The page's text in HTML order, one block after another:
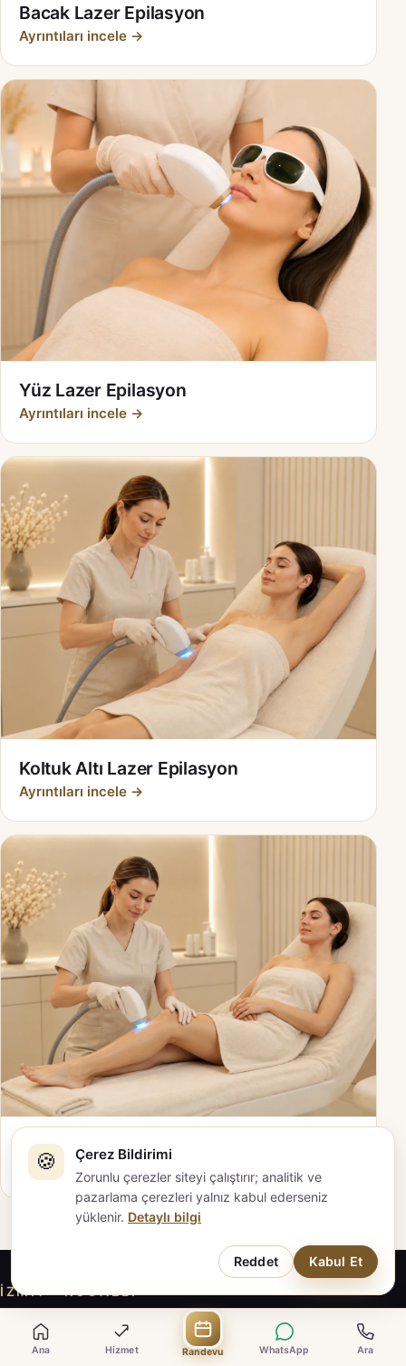
Bacak Lazer Epilasyon
Ayrıntıları incele →
Yüz Lazer Epilasyon
Ayrıntıları incele →
Koltuk Altı Lazer Epilasyon
Ayrıntıları incele →
Buz Lazer Epilasyon
Ayrıntıları incele →
İZMIT · KOCAELI
EVAPLUS İZMİT ile iletişime geçin
Hizmeti inceleyin, sorularınızı hazırlayın; güncel
Ana Hizmet Randevu WhatsApp Ara
🍪 Çerez Bildirimi
Zorunlu çerezler siteyi çalıştırır; analitik ve
pazarlama çerezleri yalnız kabul ederseniz
yüklenir. Detaylı bilgi
Reddet Kabul Et